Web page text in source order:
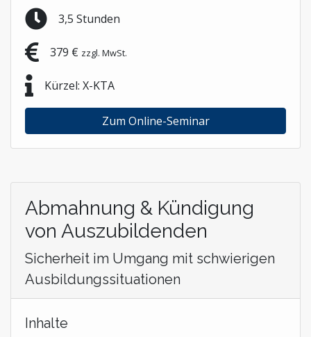
3,5 Stunden
379 € zzgl. MwSt.
Kürzel: X-KTA
Zum Online-Seminar
Abmahnung & Kündigung
von Auszubildenden
Sicherheit im Umgang mit schwierigen
Ausbildungssituationen
Inhalte